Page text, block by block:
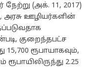
(அக். 11, 2017)
அரசு ஊழியர்களின்
குறைந்தபட்ச
15,700 ரூபாயாகவும்,
2.25